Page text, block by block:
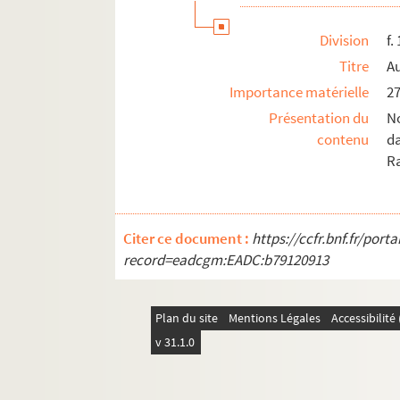
Division
f.
Titre
Importance matérielle
Présentation du
contenu
Citer ce document : https://ccfr.bnf.fr/
record=eadcgm:EADC:b79120913
Plan du site Mentions Légales
v 31.1.0